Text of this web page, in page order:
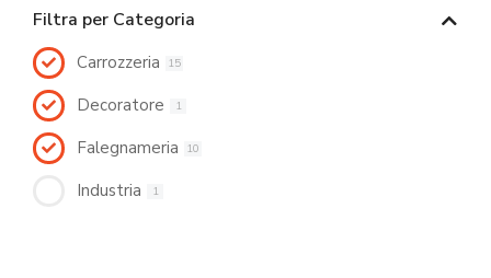
Filtra per Categoria
Carrozzeria 15
Decoratore 1
Falegnameria 10
Industria 1